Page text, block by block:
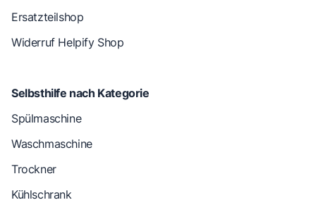
Ersatzteilshop
Widerruf Helpify Shop
Selbsthilfe nach Kategorie
Spülmaschine
Waschmaschine
Trockner
Kühlschrank